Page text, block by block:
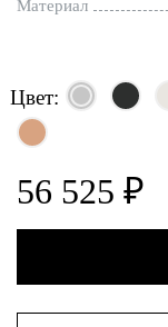
Материал
Цвет:
56 525 ₽